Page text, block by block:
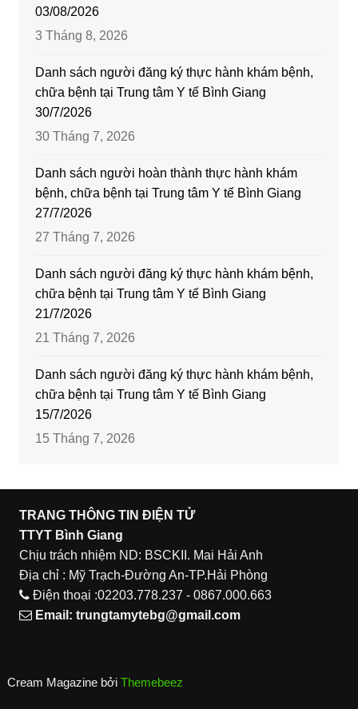
03/08/2026
3 Tháng 8, 2026
Danh sách người đăng ký thực hành khám bệnh,
chữa bệnh tại Trung tâm Y tế Bình Giang
30/7/2026
30 Tháng 7, 2026
Danh sách người hoàn thành thực hành khám
bệnh, chữa bệnh tại Trung tâm Y tế Bình Giang
27/7/2026
27 Tháng 7, 2026
Danh sách người đăng ký thực hành khám bệnh,
chữa bệnh tại Trung tâm Y tế Bình Giang
21/7/2026
21 Tháng 7, 2026
Danh sách người đăng ký thực hành khám bệnh,
chữa bệnh tại Trung tâm Y tế Bình Giang
15/7/2026
15 Tháng 7, 2026
TRANG THÔNG TIN ĐIỆN TỬ
TTYT Bình Giang
Chịu trách nhiệm ND: BSCKII. Mai Hải Anh
Địa chỉ : Mỹ Trạch-Đường An-TP.Hải Phòng
Điện thoại :02203.778.237 - 0867.000.663
Email: trungtamytebg@gmail.com
Cream Magazine bởi Themebeez